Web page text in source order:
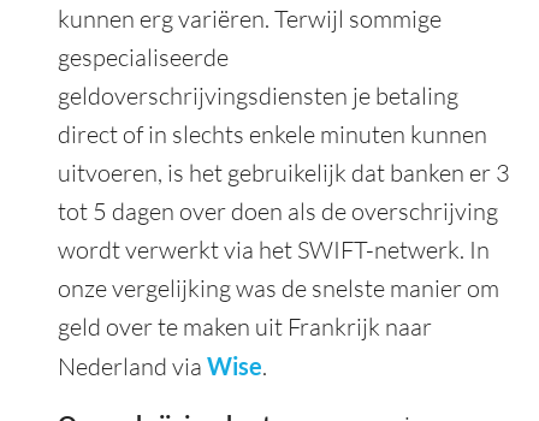
kunnen erg variëren. Terwijl sommige
gespecialiseerde
geldoverschrijvingsdiensten je betaling
direct of in slechts enkele minuten kunnen
uitvoeren, is het gebruikelijk dat banken er 3
tot 5 dagen over doen als de overschrijving
wordt verwerkt via het SWIFT-netwerk. In
onze vergelijking was de snelste manier om
geld over te maken uit Frankrijk naar
Nederland via Wise.